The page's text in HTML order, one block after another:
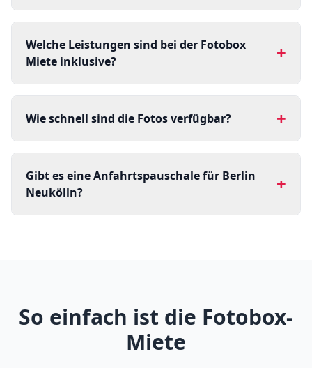
Welche Leistungen sind bei der Fotobox
Miete inklusive?
+
Wie schnell sind die Fotos verfügbar? +
Gibt es eine Anfahrtspauschale für Berlin
Neukölln?
+
So einfach ist die Fotobox-
Miete